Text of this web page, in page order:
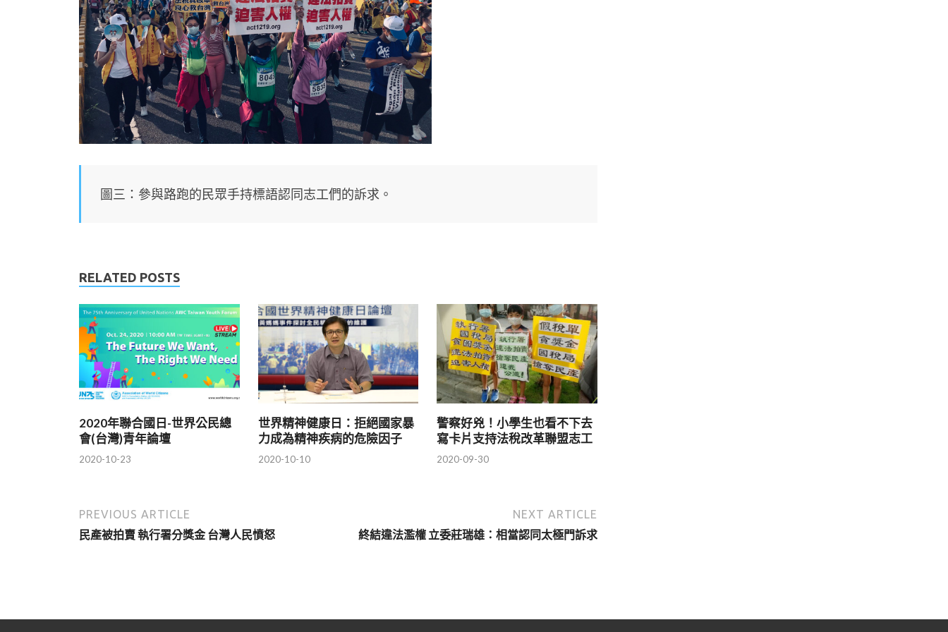
圖三：參與路跑的民眾手持標語認同志工們的訴求。
RELATED POSTS
2020年聯合國日-世界公民總
會(台灣)青年論壇
2020-10-23
世界精神健康日：拒絕國家暴
力成為精神疾病的危險因子
2020-10-10
警察好兇！小學生也看不下去
寫卡片支持法稅改革聯盟志工
2020-09-30
PREVIOUS ARTICLE
民產被拍賣 執行署分獎金 台灣人民憤怒
NEXT ARTICLE
終結違法濫權 立委莊瑞雄：相當認同太極門訴求